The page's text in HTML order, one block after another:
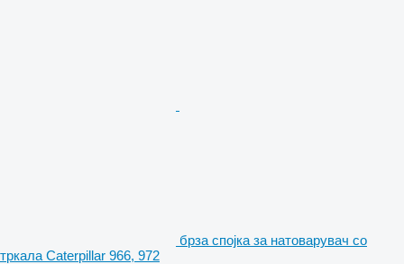
брза спојка за натоварувач со
тркала Caterpillar 966, 972